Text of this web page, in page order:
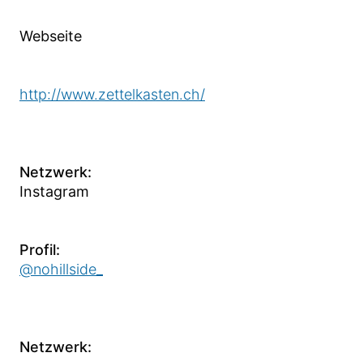
Webseite
http://www.zettelkasten.ch/
Netzwerk:
Instagram
Profil:
@nohillside_
Netzwerk: